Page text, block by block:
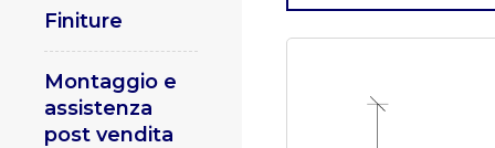
Finiture
Montaggio e
assistenza
post vendita
UNI EN 15614 –
qualificazione della
. UNI EN 1090-2 :